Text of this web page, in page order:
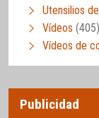
Utensilios
Vídeos (405)
Vídeos de
Publicidad